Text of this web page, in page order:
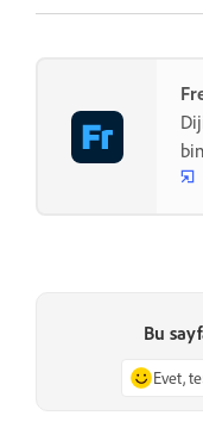
Bu
Evet,